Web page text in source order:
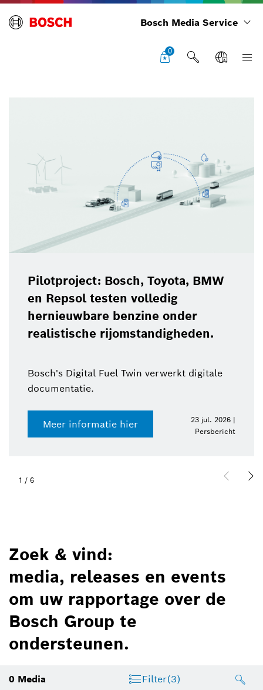
Bosch Media Service
0
Pilotproject: Bosch, Toyota, BMW
en Repsol testen volledig
hernieuwbare benzine onder
realistische rijomstandigheden.
Bosch's Digital Fuel Twin verwerkt digitale
documentatie.
Meer informatie hier
23 jul. 2026 |
Persbericht
1 / 6
Zoek & vind:
media, releases en events
om uw rapportage over de
Bosch Group te
ondersteunen.
0 Media Filter(3)